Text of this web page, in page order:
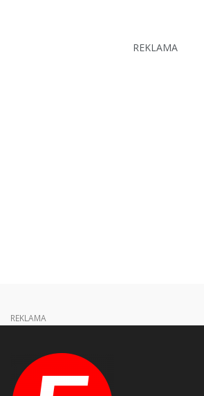
REKLAMA
REKLAMA